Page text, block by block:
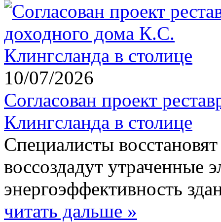
10/07/2026
Согласован проект
Клингсланда в столице
Специалисты
воссоздадут утраченные
энергоэффективность
читать дальше »